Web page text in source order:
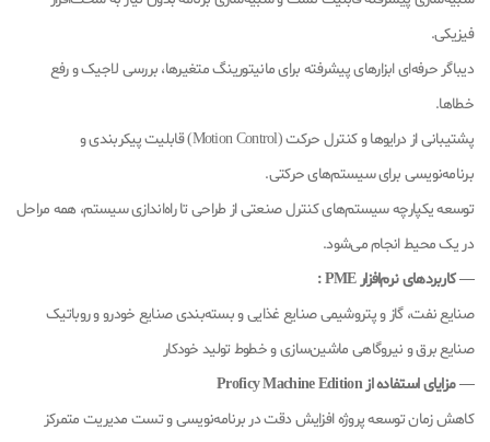
فیزیکی.
دیباگر حرفه‌ای ابزارهای پیشرفته برای مانیتورینگ متغیرها، بررسی لاجیک و رفع
خطاها.
پشتیبانی از درایوها و کنترل حرکت (Motion Control) قابلیت پیکربندی و
برنامه‌نویسی برای سیستم‌های حرکتی.
توسعه یکپارچه سیستم‌های کنترل صنعتی از طراحی تا راه‌اندازی سیستم، همه مراحل
در یک محیط انجام می‌شود.
— کاربردهای نرم‌افزار PME :
صنایع نفت، گاز و پتروشیمی صنایع غذایی و بسته‌بندی صنایع خودرو و روباتیک
صنایع برق و نیروگاهی ماشین‌سازی و خطوط تولید خودکار
— مزایای استفاده از Proficy Machine Edition
کاهش زمان توسعه پروژه افزایش دقت در برنامه‌نویسی و تست مدیریت متمرکز